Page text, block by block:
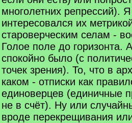
многолетних репрессий). Я
интересовался их
староверческим селам -
Голое поле до горизонта.
спокойно было (с
точек зрения). То, что в
каком - отписки как
единоверцев (единичные
не в счёт). Ну или
вроде перекрещивания